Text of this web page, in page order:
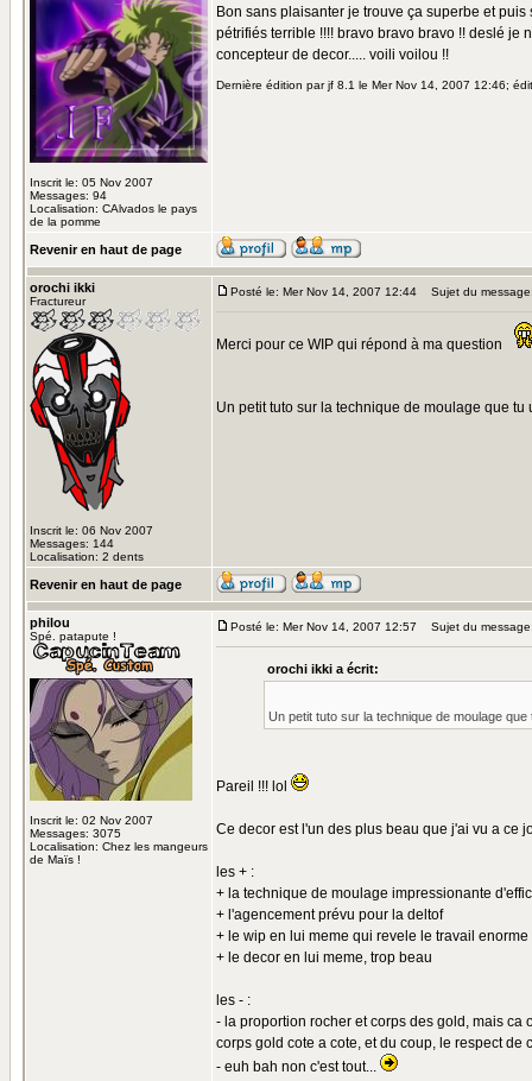
Inscrit le: 05 Nov 2007
Messages: 94
Localisation: CAlvados le pays
de la pomme
Bon sans plaisanter je trouve ça superbe et
pétrifiés terrible !!!! bravo bravo bravo !! deslé je
concepteur de decor..... voili voilou !!
Dernière édition par jf 8.1 le Mer Nov 14, 2007 12:46;
Revenir en haut de page
orochi ikki
Fractureur
Inscrit le: 06 Nov 2007
Messages: 144
Localisation: 2 dents
Posté le: Mer Nov 14, 2007 12:44 Sujet du
Merci pour ce WIP qui répond à ma question
Un petit tuto sur la technique de moulage que
Revenir en haut de page
philou
Spé. patapute !
Inscrit le: 02 Nov 2007
Messages: 3075
Localisation: Chez les mangeurs
de Maïs !
Posté le: Mer Nov 14, 2007 12:57 Sujet du
orochi ikki a écrit:
Un petit tuto sur la technique de moulage
Pareil !!! lol
Ce decor est l'un des plus beau que j'ai vu a ce
les + :
+ la technique de moulage impressionante
+ l'agencement prévu pour la deltof
+ le wip en lui meme qui revele le travail
+ le decor en lui meme, trop beau
les - :
- la proportion rocher et corps des gold, mais
corps gold cote a cote, et du coup, le respect
- euh bah non c'est tout...